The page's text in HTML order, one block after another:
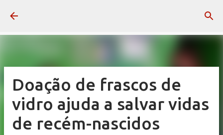
Doação de frascos de
vidro ajuda a salvar vidas
de recém-nascidos